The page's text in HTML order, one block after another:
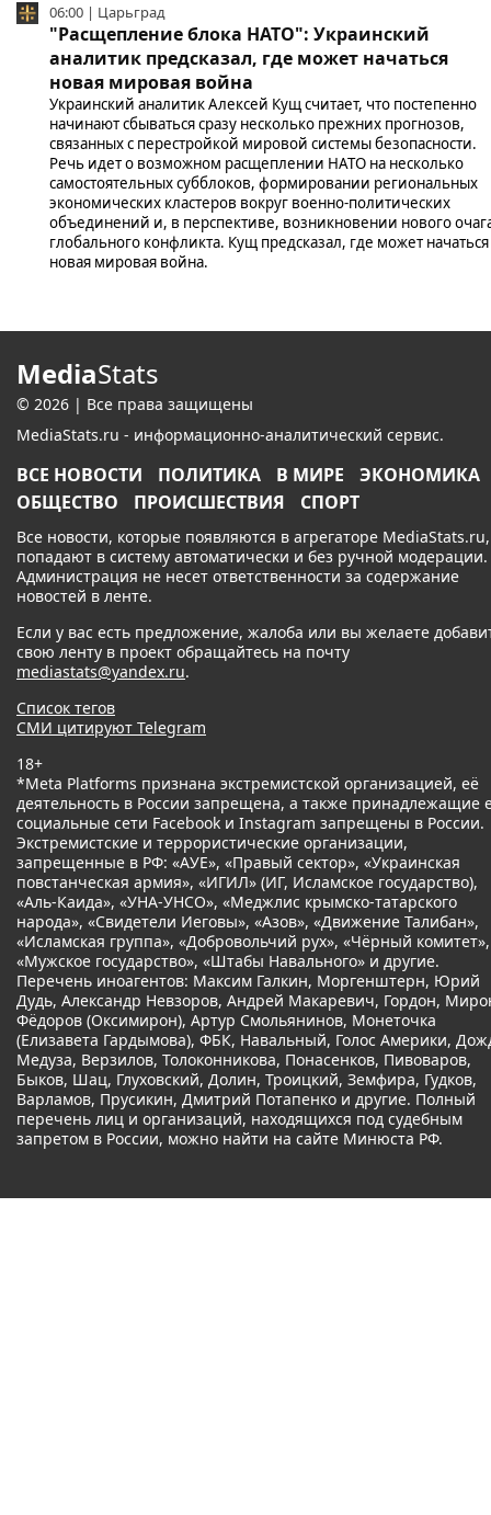
06:00 | Царьград
"Расщепление блока НАТО": Украинский
аналитик предсказал, где может начаться
новая мировая война
Украинский аналитик Алексей Кущ считает, что постепенно
начинают сбываться сразу несколько прежних прогнозов,
связанных с перестройкой мировой системы безопасности.
Речь идет о возможном расщеплении НАТО на несколько
самостоятельных субблоков, формировании региональных
экономических кластеров вокруг военно-политических
объединений и, в перспективе, возникновении нового
глобального конфликта. Кущ предсказал, где может начаться
новая мировая война.
MediaStats
© 2026 | Все права защищены
MediaStats.ru - информационно-аналитический сервис.
ВСЕ НОВОСТИ ПОЛИТИКА В МИРЕ
ЭКОНОМИКА
ОБЩЕСТВО
ПРОИСШЕСТВИЯ СПОРТ
Все новости, которые появляются в агрегаторе MediaStats.ru,
попадают в систему автоматически и без ручной модерации.
Администрация не несет ответственности за содержание
новостей в ленте.
Если у вас есть предложение, жалоба или вы желаете
свою ленту в проект обращайтесь на почту
mediastats@yandex.ru.
Список тегов
СМИ цитируют Telegram
18+
*Meta Platforms признана экстремистской организацией, её
деятельность в России запрещена, а также принадлежащие
социальные сети Facebook и Instagram запрещены в России.
Экстремистские и террористические организации,
запрещенные в РФ: «АУЕ», «Правый сектор», «Украинская
повстанческая армия», «ИГИЛ» (ИГ, Исламское государство),
«Аль-Каида», «УНА-УНСО», «Меджлис крымско-татарского
народа», «Свидетели Иеговы», «Азов», «Движение Талибан»,
«Исламская группа», «Добровольчий рух», «Чёрный комитет»,
«Мужское государство», «Штабы Навального» и другие.
Перечень иноагентов: Максим Галкин, Моргенштерн, Юрий
Дудь, Александр Невзоров, Андрей Макаревич, Гордон,
Фёдоров (Оксимирон), Артур Смольянинов, Монеточка
(Елизавета Гардымова), ФБК, Навальный, Голос Америки,
Медуза, Верзилов, Толоконникова, Понасенков, Пивоваров,
Быков, Шац, Глуховский, Долин, Троицкий, Земфира, Гудков,
Варламов, Прусикин, Дмитрий Потапенко и другие. Полный
перечень лиц и организаций, находящихся под судебным
запретом в России, можно найти на сайте Минюста РФ.